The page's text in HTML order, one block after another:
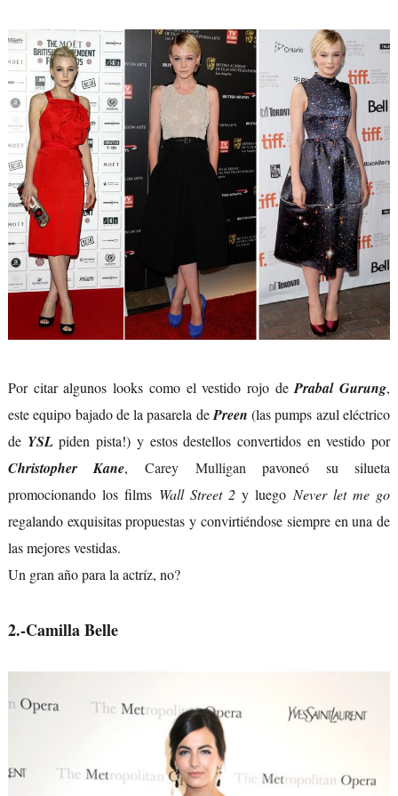
Por citar algunos looks como el vestido rojo dePrabal Gurung,
este equipo bajado de la pasarela dePreen (las pumps azul eléctrico
de YSLpiden pista!) y estos destellos convertidos en vestido por
Christopher Kane, Carey Mulliganpavoneó su silueta
promocionando los films Wall Street 2y luego Never let me go
regalando exquisitas propuestas y convirtiéndose siempre en una de
las mejores vestidas.
Un gran año para la actríz, no?
2.-Camilla Belle